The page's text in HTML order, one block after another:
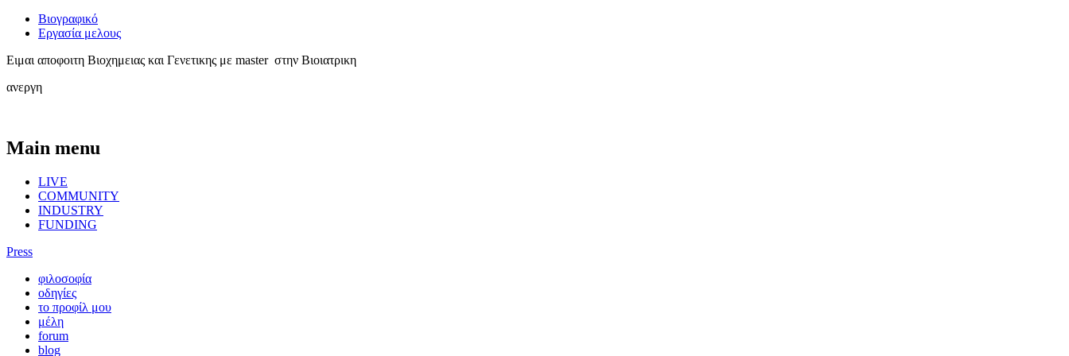
Βιογραφικό
Εργασία μελους
Ειμαι αποφοιτη Βιοχημειας και Γενετικης με master στην Βιοιατρικη
ανεργη
Main menu
LIVE
COMMUNITY
INDUSTRY
FUNDING
Press
φιλοσοφία
οδηγίες
το προφίλ μου
μέλη
forum
blog